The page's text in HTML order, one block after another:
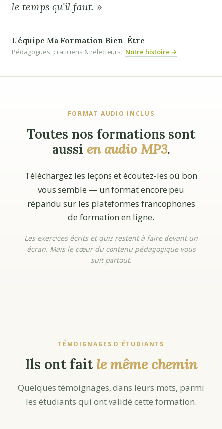
le temps qu'il faut. »
L'équipe Ma Formation Bien-Être
Pédagogues, praticiens & relecteurs · Notre histoire →
FORMAT AUDIO INCLUS
Toutes nos formations sont
aussi en audio MP3.
Téléchargez les leçons et écoutez-les où bon
vous semble — un format encore peu
répandu sur les plateformes francophones
de formation en ligne.
Les exercices écrits et quiz restent à faire devant un
écran. Mais le cœur du contenu pédagogique vous
suit partout.
TÉMOIGNAGES D'ÉTUDIANTS
Ils ont faitle même chemin
Quelques témoignages, dans leurs mots, parmi
les étudiants qui ont validé cette formation.